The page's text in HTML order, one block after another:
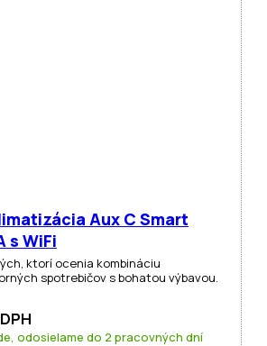
Aux C Smart
s WiFi
ktorí ocenia kombináciu
spotrebičov s bohatou výbavou.
odosielame do 2 pracovných dní